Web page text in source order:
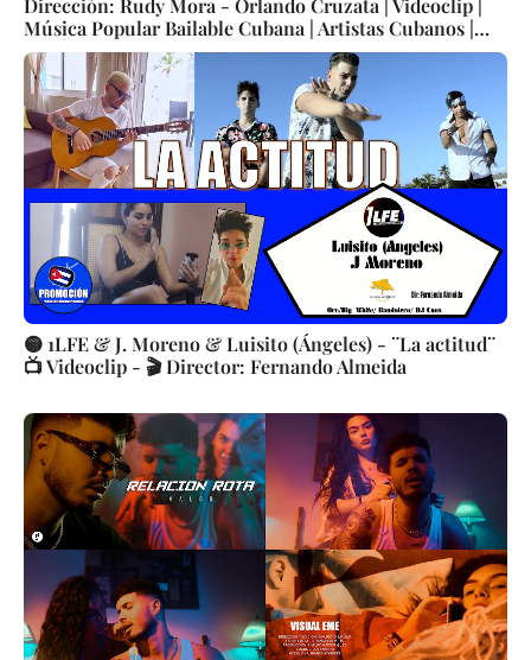
Dirección: Rudy Mora - Orlando Cruzata | Videoclip |
Música Popular Bailable Cubana | Artistas Cubanos |
Canción | CUBA
🟡 1LFE & J. Moreno & Luisito (Ángeles) - ¨La actitud¨
📺 Videoclip - 🎬 Director: Fernando Almeida